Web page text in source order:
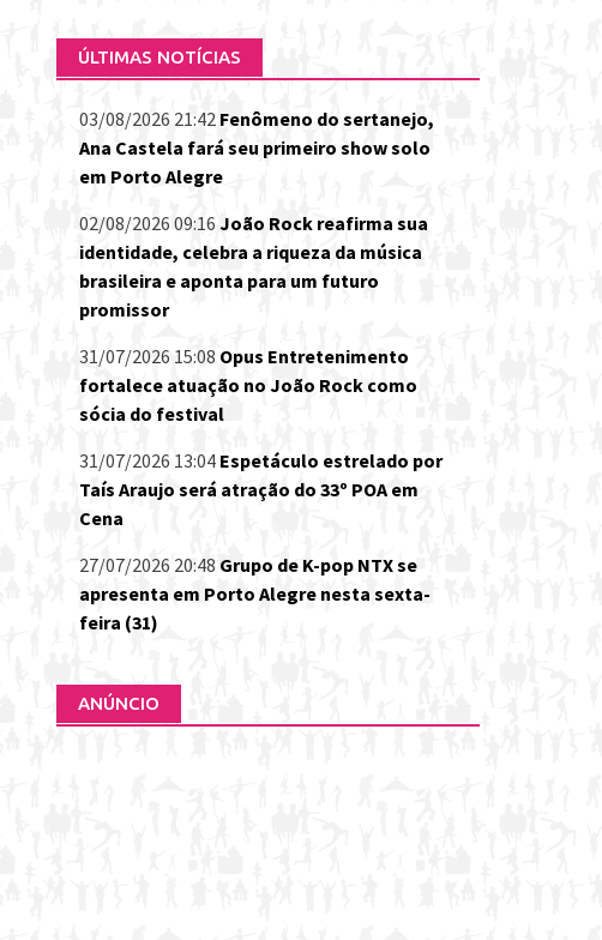
ÚLTIMAS NOTÍCIAS
03/08/2026 21:42 Fenômeno do sertanejo,
Ana Castela fará seu primeiro show solo
em Porto Alegre
02/08/2026 09:16 João Rock reafirma sua
identidade, celebra a riqueza da música
brasileira e aponta para um futuro
promissor
31/07/2026 15:08 Opus Entretenimento
fortalece atuação no João Rock como
sócia do festival
31/07/2026 13:04 Espetáculo estrelado por
Taís Araujo será atração do 33º POA em
Cena
27/07/2026 20:48 Grupo de K-pop NTX se
apresenta em Porto Alegre nesta sexta-
feira (31)
ANÚNCIO